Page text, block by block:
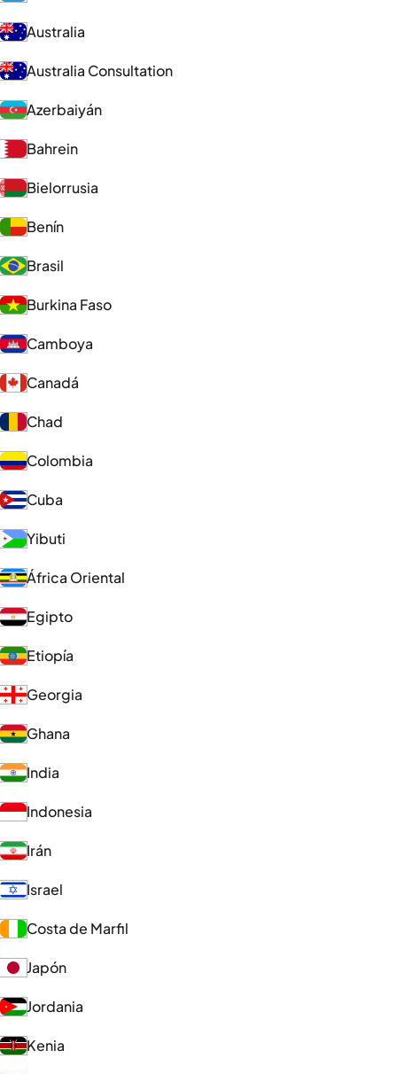
Australia
Australia Consultation
Azerbaiyán
Bahrein
Bielorrusia
Benín
Brasil
Burkina Faso
Camboya
Canadá
Chad
Colombia
Cuba
Yibuti
África Oriental
Egipto
Etiopía
Georgia
Ghana
India
Indonesia
Irán
Israel
Costa de Marfil
Japón
Jordania
Kenia